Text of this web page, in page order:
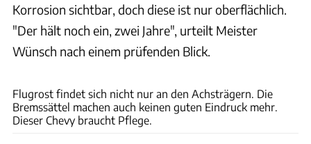
Korrosion sichtbar, doch diese ist nur oberflächlich.
"Der hält noch ein, zwei Jahre", urteilt Meister
Wünsch nach einem prüfenden Blick.
Flugrost findet sich nicht nur an den Achsträgern. Die
Bremssättel machen auch keinen guten Eindruck mehr.
Dieser Chevy braucht Pflege.